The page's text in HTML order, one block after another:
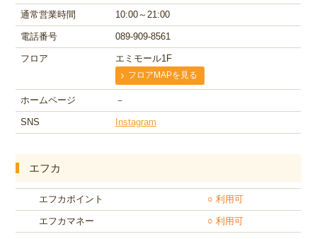
通常営業時間 10:00～21:00
電話番号 089-909-8561
フロア エミモール1F
フロアMAPを見る
ホームページ －
SNS Instagram
エフカ
エフカポイント ○ 利用可
エフカマネー ○ 利用可